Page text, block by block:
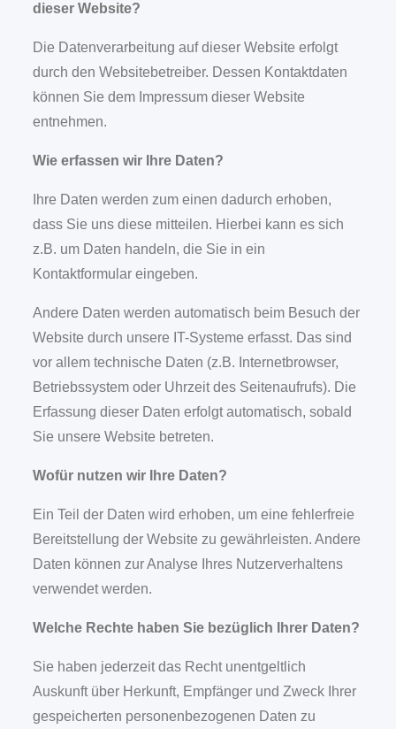
dieser Website?
Die Datenverarbeitung auf dieser Website erfolgt
durch den Websitebetreiber. Dessen Kontaktdaten
können Sie dem Impressum dieser Website
entnehmen.
Wie erfassen wir Ihre Daten?
Ihre Daten werden zum einen dadurch erhoben,
dass Sie uns diese mitteilen. Hierbei kann es sich
z.B. um Daten handeln, die Sie in ein
Kontaktformular eingeben.
Andere Daten werden automatisch beim Besuch der
Website durch unsere IT-Systeme erfasst. Das sind
vor allem technische Daten (z.B. Internetbrowser,
Betriebssystem oder Uhrzeit des Seitenaufrufs). Die
Erfassung dieser Daten erfolgt automatisch, sobald
Sie unsere Website betreten.
Wofür nutzen wir Ihre Daten?
Ein Teil der Daten wird erhoben, um eine fehlerfreie
Bereitstellung der Website zu gewährleisten. Andere
Daten können zur Analyse Ihres Nutzerverhaltens
verwendet werden.
Welche Rechte haben Sie bezüglich Ihrer Daten?
Sie haben jederzeit das Recht unentgeltlich
Auskunft über Herkunft, Empfänger und Zweck Ihrer
gespeicherten personenbezogenen Daten zu